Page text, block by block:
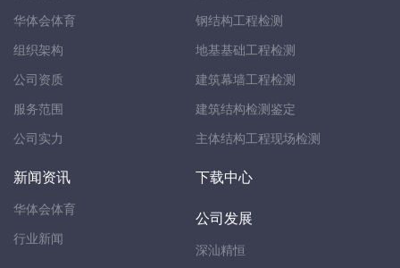
华体会体育
组织架构
公司资质
服务范围
公司实力
钢结构工程检测
地基基础工程检测
建筑幕墙工程检测
建筑结构检测鉴定
主体结构工程现场检测
新闻资讯
华体会体育
行业新闻
下载中心
公司发展
深汕精恒